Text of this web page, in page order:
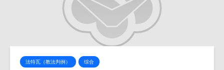
法特瓦（教法判例） 综合